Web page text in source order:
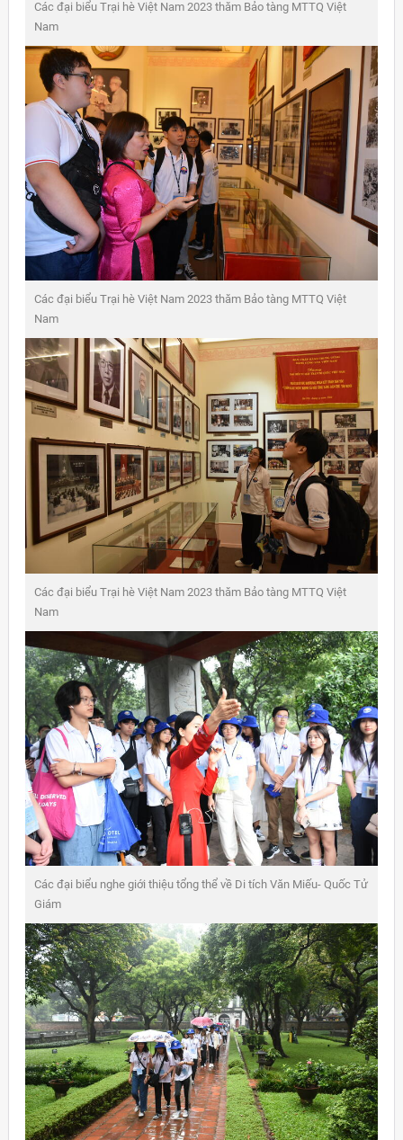
Các đại biểu Trại hè Việt Nam 2023 thăm Bảo tàng MTTQ Việt
Nam
Các đại biểu Trại hè Việt Nam 2023 thăm Bảo tàng MTTQ Việt
Nam
Các đại biểu Trại hè Việt Nam 2023 thăm Bảo tàng MTTQ Việt
Nam
Các đại biểu nghe giới thiệu tổng thể về Di tích Văn Miếu- Quốc Tử
Giám